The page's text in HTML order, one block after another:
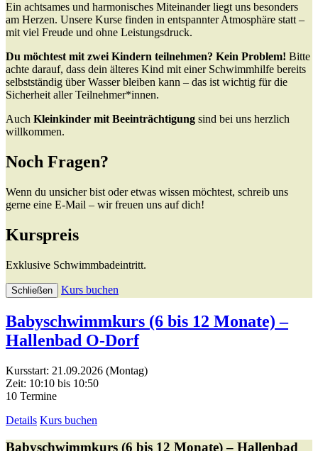
Ein achtsames und harmonisches Miteinander liegt uns besonders
am Herzen. Unsere Kurse finden in entspannter Atmosphäre statt –
mit viel Freude und ohne Leistungsdruck.
Du möchtest mit zwei Kindern teilnehmen? Kein Problem! Bitte
achte darauf, dass dein älteres Kind mit einer Schwimmhilfe bereits
selbstständig über Wasser bleiben kann – das ist wichtig für die
Sicherheit aller Teilnehmer*innen.
Auch Kleinkinder mit Beeinträchtigung sind bei uns herzlich
willkommen.
Noch Fragen?
Wenn du unsicher bist oder etwas wissen möchtest, schreib uns
gerne eine E-Mail – wir freuen uns auf dich!
Kurspreis
Exklusive Schwimmbadeintritt.
Schließen Kurs buchen
Babyschwimmkurs (6 bis 12 Monate) –
Hallenbad O-Dorf
Kursstart: 21.09.2026 (Montag)
Zeit: 10:10 bis 10:50
10 Termine
Details Kurs buchen
Babyschwimmkurs (6 bis 12 Monate) – Hallenbad